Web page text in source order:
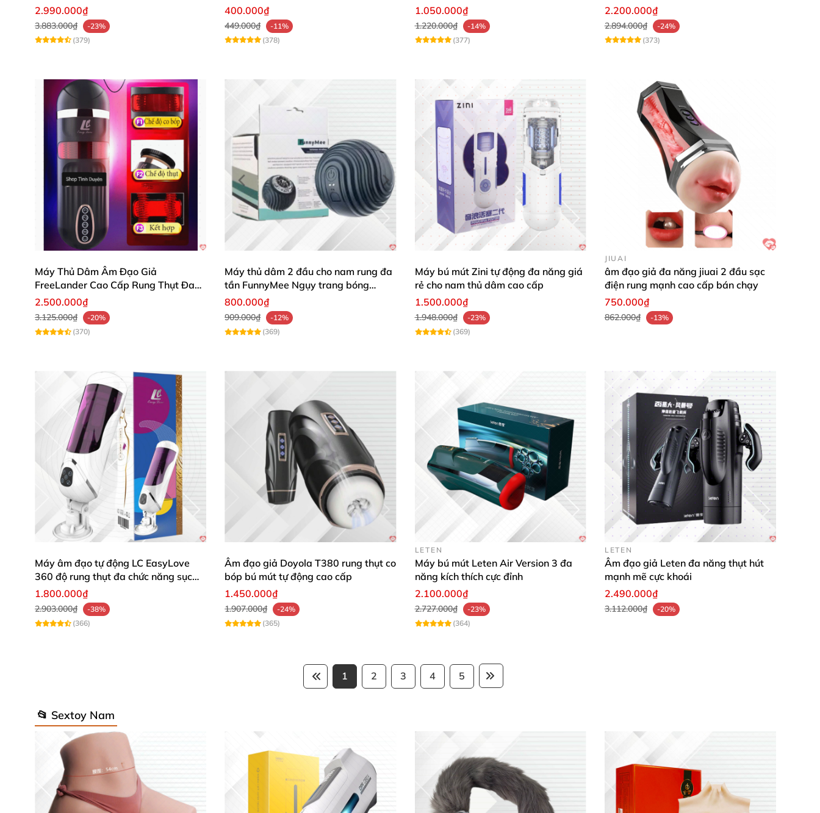
2.990.000₫
3.883.000₫
-23%
(379)
400.000₫
449.000₫
-11%
(378)
1.050.000₫
1.220.000₫
-14%
(377)
2.200.000₫
2.894.000₫
-24%
(373)
Máy Thủ Dâm Âm Đạo Giả
FreeLander Cao Cấp Rung Thụt Đa
Chức Năng
2.500.000₫
3.125.000₫
-20%
(370)
Máy thủ dâm 2 đầu cho nam rung đa
tần FunnyMee Ngụy trang bóng
Pokemon
800.000₫
909.000₫
-12%
(369)
Máy bú mút Zini tự động đa năng giá
rẻ cho nam thủ dâm cao cấp
1.500.000₫
1.948.000₫
-23%
(369)
JIUAI
âm đạo giả đa năng jiuai 2 đầu sạc
điện rung mạnh cao cấp bán chạy
750.000₫
862.000₫ -13%
Máy âm đạo tự động LC EasyLove
360 độ rung thụt đa chức năng sục
mạnh
1.800.000₫
2.903.000₫
-38%
(366)
Âm đạo giả Doyola T380 rung thụt co
bóp bú mút tự động cao cấp
1.450.000₫
1.907.000₫
-24%
(365)
LETEN
Máy bú mút Leten Air Version 3 đa
năng kích thích cực đỉnh
2.100.000₫
2.727.000₫
-23%
(364)
LETEN
Âm đạo giả Leten đa năng thụt hút
mạnh mẽ cực khoái
2.490.000₫
3.112.000₫ -20%
1 2 3 4 5
📂 Sextoy Nam